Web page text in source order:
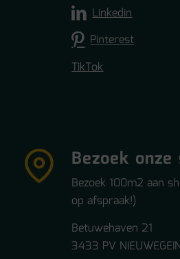
Linkedin
Pinterest
TikTok
Bezoek
Bezoek 100m2 aan
op afspraak!)
Betuwehaven 21
3433 PV